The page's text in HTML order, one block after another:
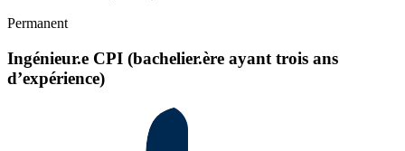
Permanent
Ingénieur.e CPI (bachelier.ère ayant trois ans
d’expérience)